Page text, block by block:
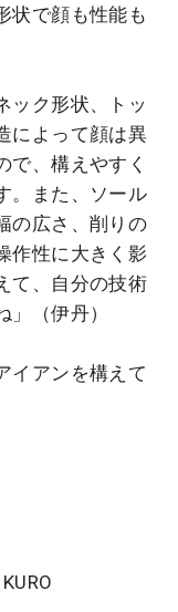
状で顔も性能も
ック形状、トッ
によって顔は異
で、構えやすく
。また、ソール
の広さ、削りの
作性に大きく影
て、自分の技術
（伊丹）
イアンを構えて